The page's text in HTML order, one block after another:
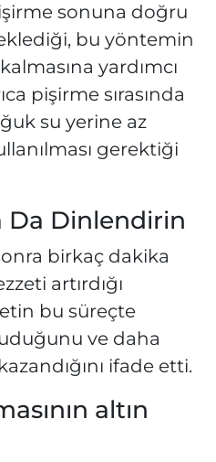
sonuna doğru
eklediği, bu yöntemin
yardımcı
pişirme sırasında
su yerine az
gerektiği
Da Dinlendirin
birkaç dakika
artırdığı
bu süreçte
ve daha
ifade etti.
altın